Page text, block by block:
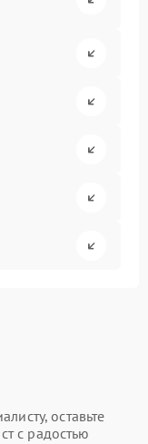
оставьте
с радостью